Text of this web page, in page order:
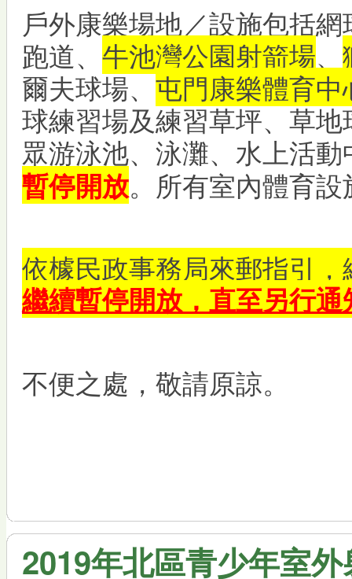
戶外康樂場地／設施包括
跑道、 牛池灣公園射箭場、
爾夫球場、屯門康樂體育
球練習場及練習草坪、草
眾游泳池、泳灘、水上活
暫停開放。所有室內體育
依㯫民政事務局來郵指引
繼續暫停開放，直至另行通
不便之處，敬請原諒。
2019年北區青少年室